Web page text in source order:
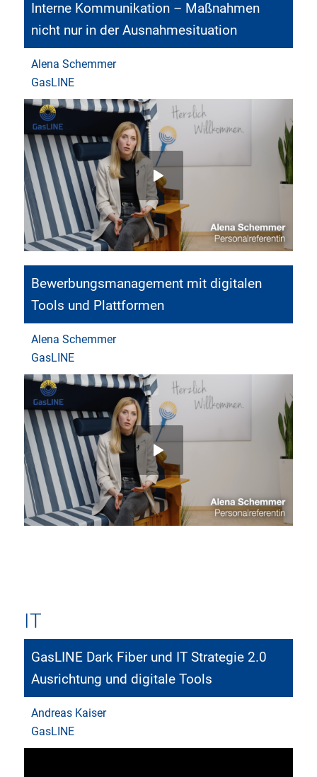
Interne Kommunikation – Maßnahmen
nicht nur in der Ausnahmesituation
Alena Schemmer
GasLINE
Bewerbungsmanagement mit digitalen
Tools und Plattformen
Alena Schemmer
GasLINE
IT
GasLINE Dark Fiber und IT Strategie 2.0
Ausrichtung und digitale Tools
Andreas Kaiser
GasLINE